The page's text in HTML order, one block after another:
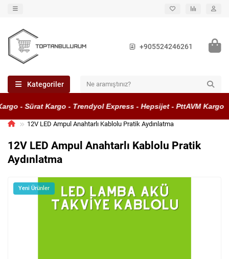
+905524246261
Kategoriler
- Sürat Kargo - Trendyol Express - Hepsijet - PttAVM Kargo
12V LED Ampul Anahtarlı Kablolu Pratik Aydınlatma
12V LED Ampul Anahtarlı Kablolu Pratik
Aydınlatma
Yeni Ürünler